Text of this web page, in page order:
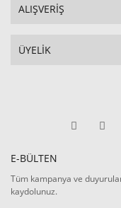
ALIŞVERİŞ
ÜYELİK
E-BÜLTEN
Tüm kampanya ve
kaydolunuz.